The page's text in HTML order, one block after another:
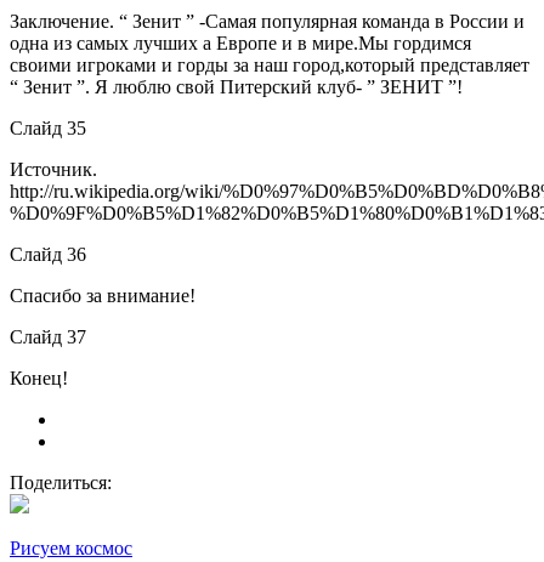
Заключение. “ Зенит ” -Самая популярная команда в России и
одна из самых лучших а Европе и в мире.Мы гордимся
своими игроками и горды за наш город,который представляет
“ Зенит ”. Я люблю свой Питерский клуб- ” ЗЕНИТ ”!
Слайд 35
Источник.
http://ru.wikipedia.org/wiki/
Слайд 36
Спасибо за внимание!
Слайд 37
Конец!
Поделиться:
Рисуем космос